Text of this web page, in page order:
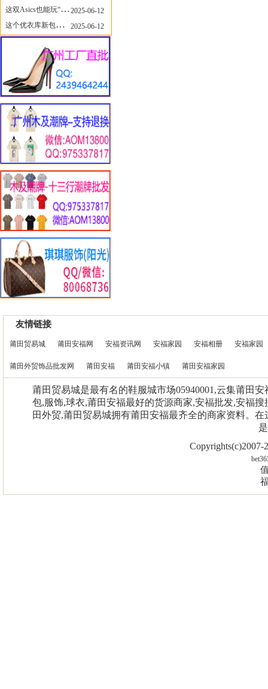
这双Asics也能玩“牛仔感”？TOGA联名即将登场！
2025-06-12
这个优衣库新包，能火起来吗？
2025-06-12
友情链接
莆田贸易城 莆田安福网 安福资讯网 安福家园 安福相册 安福家园
莆田外贸饰品批发网 莆田安福 莆田安福小镇 莆田安福家园
莆田贸易城是最有名的鞋服城市场05940001,云集莆田
包,服饰,球衣,莆田安福最好的货源商家,安福批发,安福
田外贸,莆田贸易城拥有莆田安福最齐全的商家资料。